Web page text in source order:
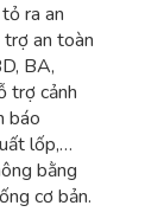
ra an
an toàn
BA,
trợ cảnh
báo
lốp,…
bằng
cơ bản.